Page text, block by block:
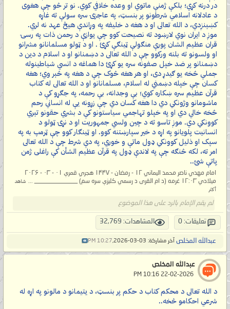
در درنه کړي؛ بلکې ژمنې ماتوي او وعده خلافي کوي. نو تر څو چې هغوی
د عادلانه اسلامي شرطونو پر بنسټ، په عاجزۍ سره سولې ته غاړه
کښېنږدي، د الله تعالی او د هغه د خلیفه په وړاندې هیڅ عهد نه لري.
موږ د ایران نوي لارښود ته نصیحت کوو چې یوازې د رحمن ذات په رسۍ
قران عظیم الشان پورې منګولې ټینګې کړئ . او د ټولو مسلمانانو مشرانو
او ولسونو ته بلنه ورکوو چې د الله تعالی د دښمنانو او د اسلام د دین د
دښمنانو پر ضد خپل صفونه سره یو کړئ دا هماغه د انسي شیاطینوله
جملې څخه یو ګیدړ دی، او هر هغه څوک چې د هغه په څېر وي؛ هغه
کسان چې خپله دښمني له اسلام، مسلمانانو او د الله تعالی له کتاب
قرآن عظیم سره ښکاره کوي؛ بې وجدانه، بې رحمه، په جګړو کې د
ماشومانو وژونکي دي دا هغه کسان دي چې زړونه یې له انساني رحم
څخه خالي دي او په خپلو تهاجمي سیاستونو کې د بشري حقونو تېري
کوونکي دي. موږ تاسو ته د چین ولسي جمهوریت او د نړۍ ټولو د
انسانیت پلویانو په اړه د خیر سپارښتنه کوو. او ټینګار کوو چې ټرمپ به په
سپک او ذلیل کوونکي ډول ماتې و خوري، په دې شرط چې د الله تعالی
امر ته، لکه څنګه چې په لاندې ډول په قرآن عظیم الشأن کې راغلی ژمن
پاتې شئ..
امام مهدي ناصر محمد الیماني ۱۲ - رمضان - ۱۴۴۷ هجري قمرې ۰۱ - ۰۳ - ۲۰۲۶
میلادي ۱۲:۰۳ غرمه (د ام القری د رسمي کلیزې سره سم) ______________ ...
شاهد
أكثر
لم يقم الإمام بالرد على هذا الموضوع
تعليقات: 0 المشاهدات: 32,769
عبدالله المخلص آخر مشاركة: 03-03-2026, 10:27 PM
عبدالله المخلص
د الله تعالی د محکم کتاب د حکم پر بنسټ، د یتیمانو د مالونو په اړه له
شرعي احکامو څخه..